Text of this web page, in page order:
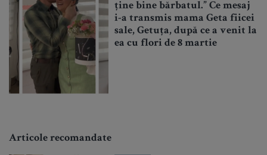
ține bine bărbatul.” Ce mesaj
i-a transmis mama Geta fiicei
sale, Getuța, după ce a venit la
ea cu flori de 8 martie
Articole recomandate